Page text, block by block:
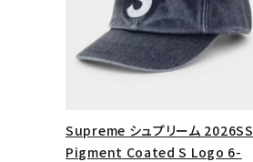
Supreme シュプリーム 2026SS
Pigment Coated S Logo 6-